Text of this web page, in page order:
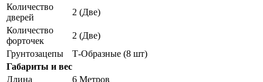
Количество
дверей
2 (Две)
Количество
форточек
2 (Две)
Грунтозацепы
Т-Образные (8 шт)
Габариты и вес
Длина
6 Метров